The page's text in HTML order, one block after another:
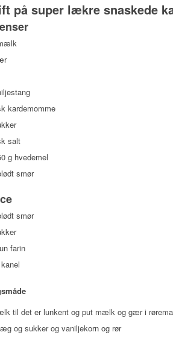
på super lækre snaskede
kardemomme
salt
g hvedemel
smør
smør
farin
til det er lunkent og put mælk og gær i
og sukker og vaniljekorn og rør